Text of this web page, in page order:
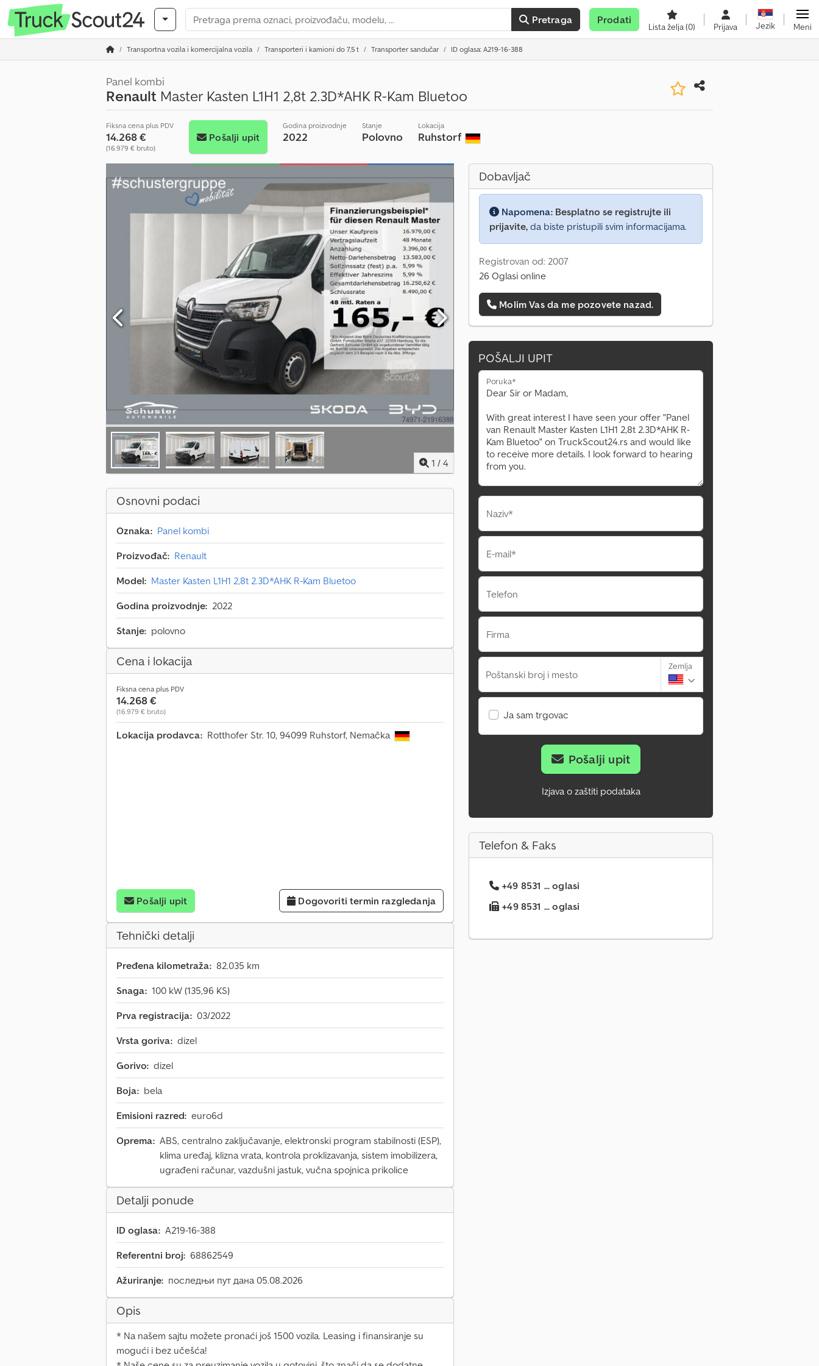
Pretraga Prodati
Lista želja(0) Prijava Jezik Meni
Transportna vozila i komercijalna vozila Transporteri i kamioni do 7,5 t Transporter sandučar ID oglasa: A219-16-388
Panel kombi
Renault Master Kasten L1H1 2,8t 2.3D*AHK R-Kam Bluetoo
Fiksna cena plus PDV
14.268 €
(16.979 € bruto)
Pošalji upit
Godina proizvodnje
2022
Stanje
Polovno
Lokacija
Ruhstorf
1 / 4
Osnovni podaci
Oznaka: Panel kombi
Proizvođač: Renault
Model: Master Kasten L1H1 2,8t 2.3D*AHK R-Kam Bluetoo
Godina proizvodnje: 2022
Stanje: polovno
Cena i lokacija
Fiksna cena plus PDV
14.268 €
(16.979 € bruto)
Lokacija prodavca: Rotthofer Str. 10, 94099 Ruhstorf, Nemačka
Pošalji upit Dogovoriti termin razgledanja
Tehnički detalji
Pređena kilometraža: 82.035 km
Snaga: 100 kW (135,96 KS)
Prva registracija: 03/2022
Vrsta goriva: dizel
Gorivo: dizel
Boja: bela
Emisioni razred: euro6d
Oprema: ABS, centralno zaključavanje, elektronski program stabilnosti (ESP),
klima uređaj, klizna vrata, kontrola proklizavanja, sistem imobilizera,
ugrađeni računar, vazdušni jastuk, vučna spojnica prikolice
Detalji ponude
ID oglasa: A219-16-388
Referentni broj: 68862549
Ažuriranje: последњи пут дана 05.08.2026
Opis
* Na našem sajtu možete pronaći još 1500 vozila. Leasing i finansiranje su
mogući i bez učešća!
Dobavljač
Napomena: Besplatno se registrujte ili
prijavite, da biste pristupili svim informacijama.
Registrovan od: 2007
26 Oglasi online
Molim Vas da me pozovete nazad.
POŠALJI UPIT
Poruka*
Naziv*
E-mail*
Telefon
Firma
Poštanski broj i mesto
Zemlja
Ja sam trgovac
Pošalji upit
Izjava o zaštiti podataka
Telefon & Faks
+49 8531 ... oglasi
+49 8531 ... oglasi